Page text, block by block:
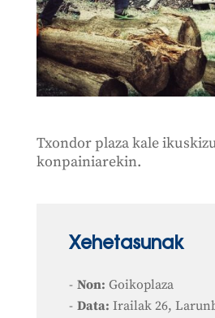
Txondor plaza kale
konpainiarekin.
Xehetasunak
Non: Goikoplaza
Data: Irailak 26,